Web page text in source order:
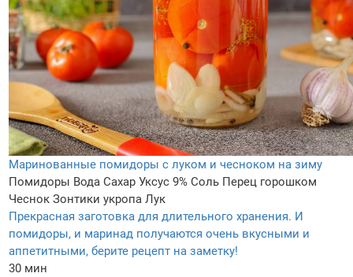
Маринованные помидоры с луком и чесноком на зиму
Помидоры Вода Сахар Уксус 9% Соль Перец горошком
Чеснок Зонтики укропа Лук
Прекрасная заготовка для длительного хранения. И
помидоры, и маринад получаются очень вкусными и
аппетитными, берите рецепт на заметку!
30 мин